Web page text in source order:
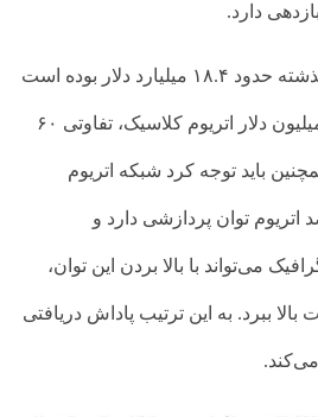
دارد.
استخراج اتریوم در سال گذشته حدود ۱۸.۴ میلیارد دلار بوده‌ است
و این رقم در مقابل ۳۸۴ میلیون دلار اتریوم کلاسیک، تفاوتی ۶۰
باید توجه کرد شبکه اتریوم
تنها حدود ۳۰ درصد اتریوم توان پردازشی دارد و
می‌تواند با بالا بردن این توان،
ببرد. به این ترتیب پاداش دریافتی
می‌کند.